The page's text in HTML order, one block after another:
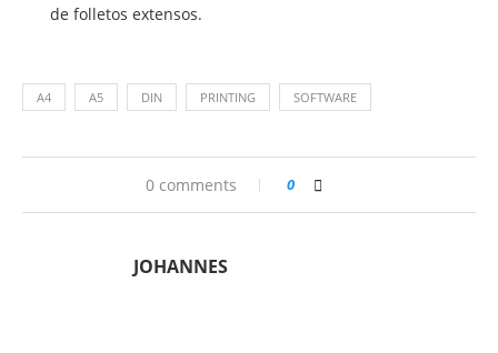
de folletos extensos.
A4 A5 DIN PRINTING SOFTWARE
0 comments 0
JOHANNES